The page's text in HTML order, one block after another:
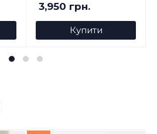
3,950 грн.
Купити